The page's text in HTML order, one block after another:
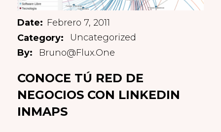
CONOCE TÚ RED DE
NEGOCIOS CON LINKEDIN
INMAPS
Febrero 7, 2011
Bruno@flux.one
Uncategorized